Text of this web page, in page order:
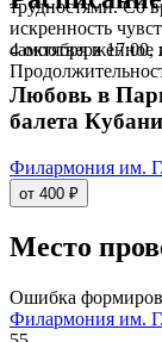
трудностями. Со
искренность
самоотверженное
4 октября в 17:00,
Любовь в
балета Кубани
Филармония им.
от 400 ₽
Место
Ошибка
Филармония им.